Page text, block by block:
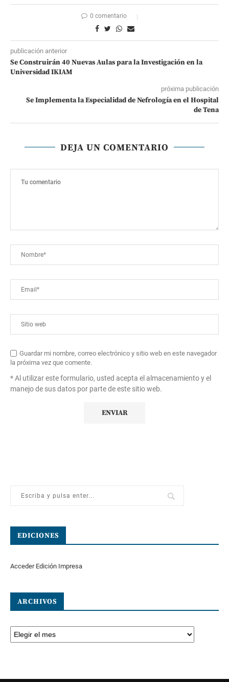
0 comentario
publicación anterior
Se Construirán 40 Nuevas Aulas para la Investigación en la
Universidad IKIAM
próxima publicación
Se Implementa la Especialidad de Nefrología en el Hospital
de Tena
DEJA UN COMENTARIO
Guardar mi nombre, correo electrónico y sitio web en este navegador
la próxima vez que comente.
* Al utilizar este formulario, usted acepta el almacenamiento y el
manejo de sus datos por parte de este sitio web.
EDICIONES
Acceder Edición Impresa
ARCHIVOS